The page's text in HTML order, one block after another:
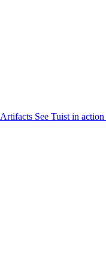
Artifacts See Tuist in action